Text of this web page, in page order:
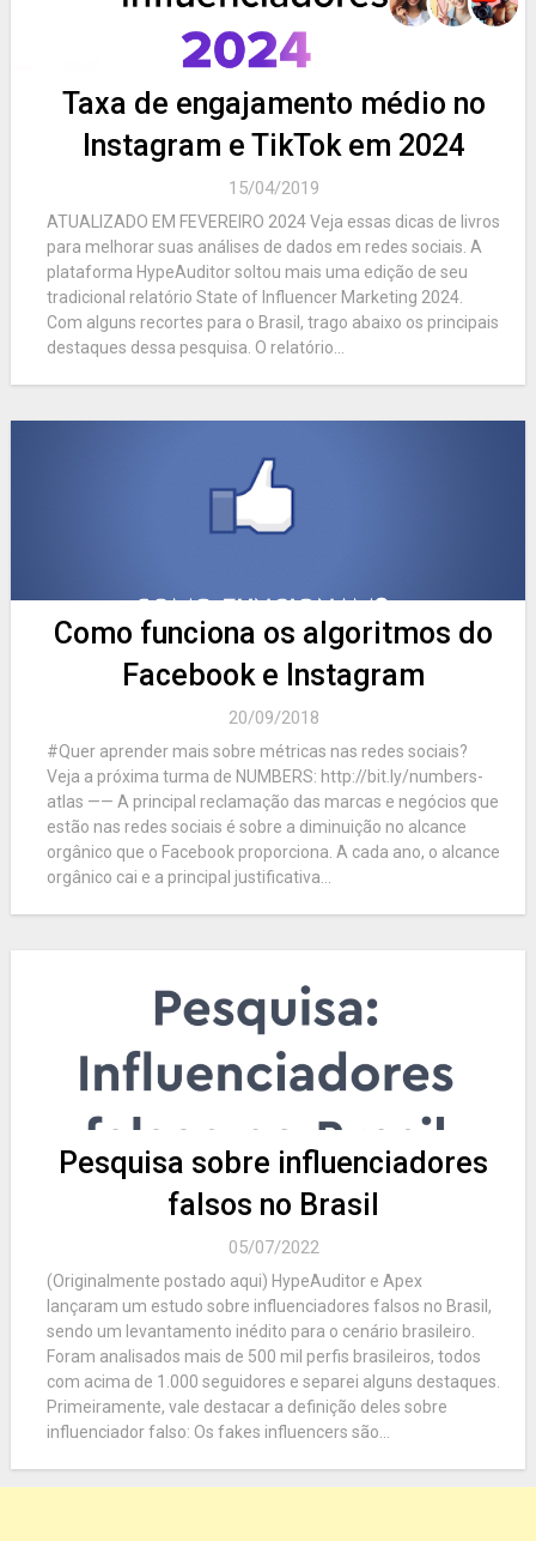
Taxa de engajamento médio no
Instagram e TikTok em 2024
15/04/2019
ATUALIZADO EM FEVEREIRO 2024 Veja essas dicas de livros
para melhorar suas análises de dados em redes sociais. A
plataforma HypeAuditor soltou mais uma edição de seu
tradicional relatório State of Influencer Marketing 2024.
Com alguns recortes para o Brasil, trago abaixo os principais
destaques dessa pesquisa. O relatório...
Como funciona os algoritmos do
Facebook e Instagram
20/09/2018
#Quer aprender mais sobre métricas nas redes sociais?
Veja a próxima turma de NUMBERS: http://bit.ly/numbers-
atlas —— A principal reclamação das marcas e negócios que
estão nas redes sociais é sobre a diminuição no alcance
orgânico que o Facebook proporciona. A cada ano, o alcance
orgânico cai e a principal justificativa...
Pesquisa sobre influenciadores
falsos no Brasil
05/07/2022
(Originalmente postado aqui) HypeAuditor e Apex
lançaram um estudo sobre influenciadores falsos no Brasil,
sendo um levantamento inédito para o cenário brasileiro.
Foram analisados mais de 500 mil perfis brasileiros, todos
com acima de 1.000 seguidores e separei alguns destaques.
Primeiramente, vale destacar a definição deles sobre
influenciador falso: Os fakes influencers são...